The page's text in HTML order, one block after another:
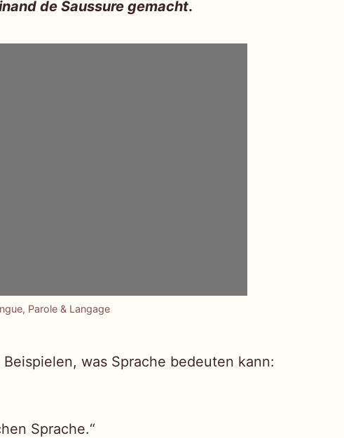
de Saussure gemacht.
Parole & Langage
was Sprache bedeuten kann:
Sprache.“